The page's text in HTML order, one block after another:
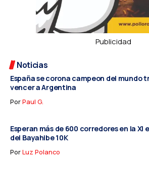
Publicidad
Noticias
España se corona campeon del mundo
vencer a Argentina
PorPaul G.
Esperan más de 600 corredores en la XI
del Bayahibe 10K
PorLuz Polanco